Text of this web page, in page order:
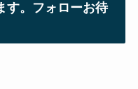
。フォローお待